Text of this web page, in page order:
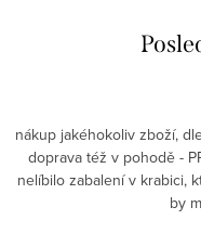
nákup jakéhokoliv zboží,
doprava též v pohodě -
nelíbilo zabalení v krabici,
by